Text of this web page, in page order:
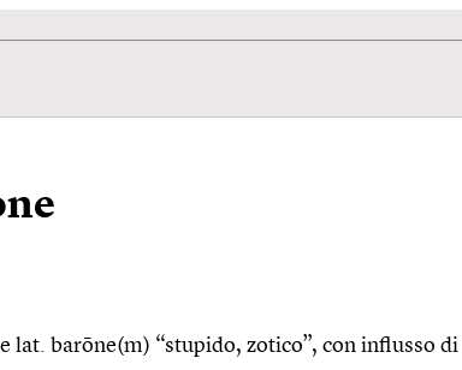
lat. barōne(m) “stupido, zotico”, con influsso di